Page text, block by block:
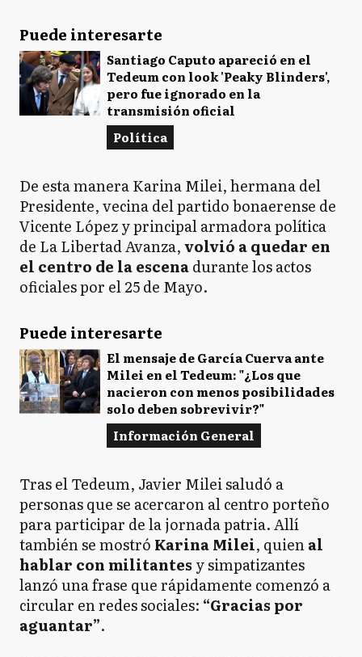
Puede interesarte
Santiago Caputo apareció en el
Tedeum con look 'Peaky Blinders',
pero fue ignorado en la
transmisión oficial
Política
De esta manera Karina Milei, hermana del
Presidente, vecina del partido bonaerense de
Vicente López y principal armadora política
de La Libertad Avanza,volvió a quedar en
el centro de la escenadurante los actos
oficiales por el 25 de Mayo.
Puede interesarte
El mensaje de García Cuerva ante
Milei en el Tedeum: "¿Los que
nacieron con menos posibilidades
solo deben sobrevivir?"
Información General
Tras el Tedeum, Javier Milei saludó a
personas que se acercaron al centro porteño
para participar de la jornada patria. Allí
también se mostró Karina Milei, quienal
hablar con militantes y simpatizantes
lanzó una frase que rápidamente comenzó a
circular en redes sociales: “Gracias por
aguantar”.